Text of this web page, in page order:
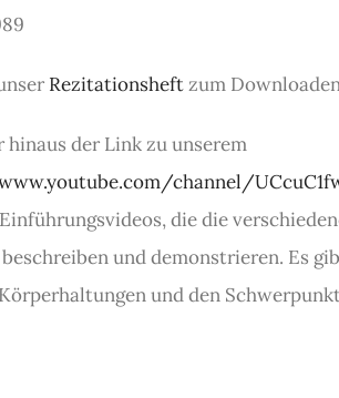
Rezitationsheftzum
der Link zu unserem
channel/
die die
und demonstrieren. Es
und den